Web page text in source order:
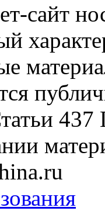
сайт
437